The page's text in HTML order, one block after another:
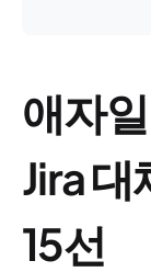
애자
Jira 대
15선